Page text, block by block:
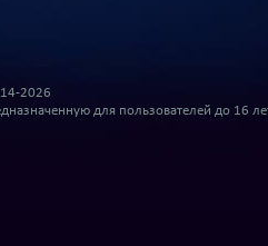
2026
для пользователей до 16